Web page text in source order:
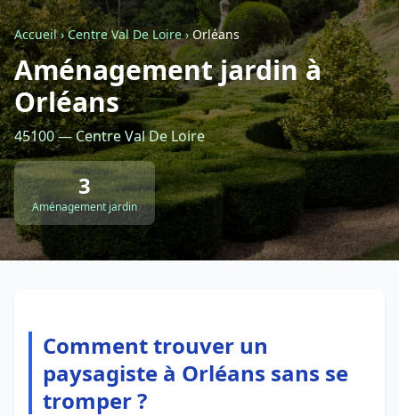
Retour à la liste des métiers
CGU-Confidentialité- Service proposé parViteUnDevis.com -Vous
Accueil›Centre Val De Loire› Orléans
Aménagement jardin à
Orléans
45100 — Centre Val De Loire
3
Aménagement jardin
Comment trouver un
paysagiste à Orléans sans se
tromper ?